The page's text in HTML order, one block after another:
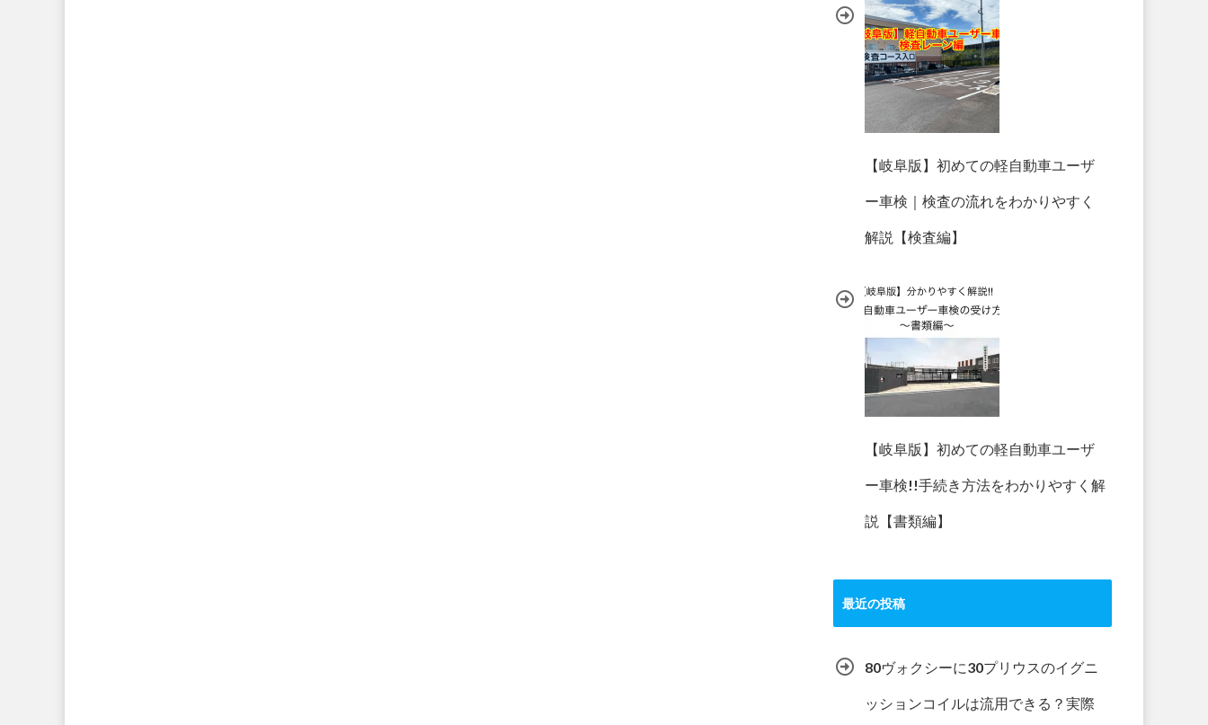
【岐阜版】初めての軽自動車ユーザ
ー車検｜検査の流れをわかりやすく
解説【検査編】
【岐阜版】初めての軽自動車ユーザ
ー車検!!手続き方法をわかりやすく解
説【書類編】
最近の投稿
80ヴォクシーに30プリウスのイグニ
ッションコイルは流用できる？実際